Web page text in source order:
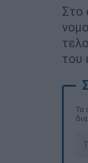
Στο
του
Τα